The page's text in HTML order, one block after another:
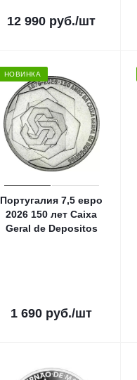
12 990 руб./шт
НОВИНКА
Португалия 7,5 евро
2026 150 лет Caixa
Geral de Depositos
1 690 руб./шт